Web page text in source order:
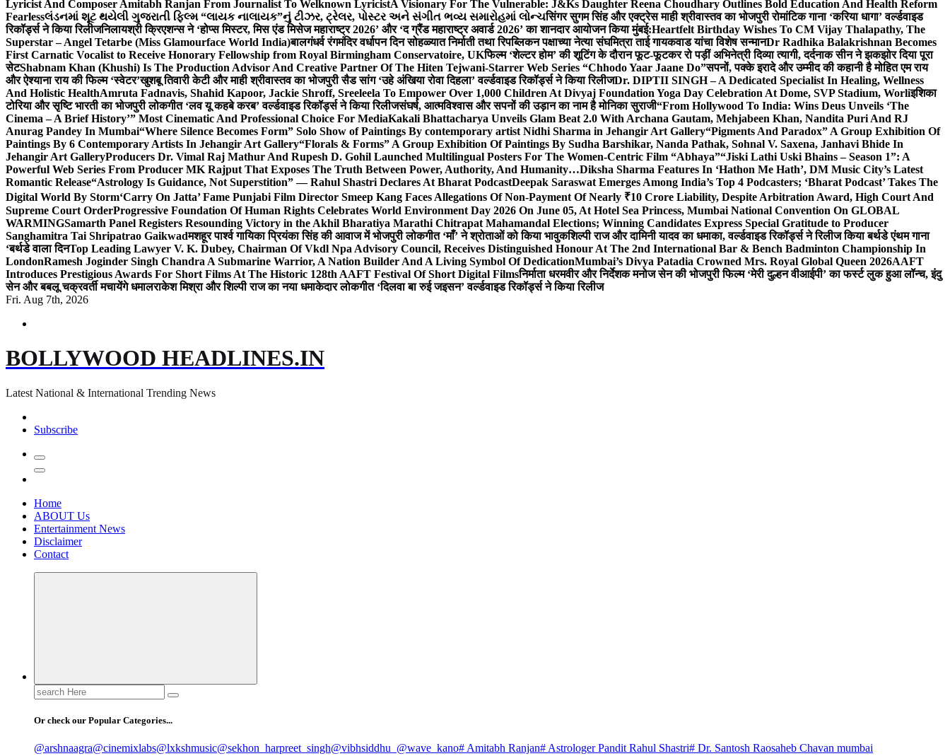
Lyricist And Composer Amitabh Ranjan From Journalist To Welknown LyricistA Visionary For The Vulnerable: J&Ks Daughter Reena Choudhary Outlines Bold Education And Health Reform
Fearlessલંડનમાં શૂટ થયેલી ગુજરાતી ફિલ્મ “લાયક નાલાયક”નું ટીઝર, ટ્રેલર, પોસ્ટર અને સંગીત ભવ્ય સમારોહમાં લોન્ચसिंगर सुगम सिंह और एक्ट्रेस माही श्रीवास्तव का भोजपुरी रोमांटिक गाना ‘करिया धागा’ वर्ल्डवाइड
रिकॉर्ड्स ने किया रिलीजनिलायश्री क्रिएशन्स ने ‘होप्स मिस्टर, मिस एंड मिसेज महाराष्ट्र 2026’ और ‘द ग्रैंड महाराष्ट्र अवार्ड 2026’ का शानदार आयोजन किया मुंबई:Heartfelt Birthday Wishes To CM Vijay Thalapathy, The
Superstar – Angel Tetarbe (Miss Glamourface World India)बालगंधर्व रंगमंदिर वर्धापन दिन सोहळ्यात निर्माती तथा रिपब्लिकन पक्षाच्या नेत्या संघमित्रा ताई गायकवाड यांचा विशेष सन्मानDr Radhika Balakrishnan Becomes
First Carnatic Vocalist to Receive Honorary Fellowship from Royal Birmingham Conservatoire, UKफिल्म ‘शेल्टर होम’ की शूटिंग के दौरान फूट-फूटकर रो पड़ीं अभिनेत्री दिव्या त्यागी, दर्दनाक सीन ने झकझोर दिया पूरा
सेटShabnam Khan (Khushi) Is The Production Advisor And Creative Partner Of The Hiten Tejwani-Starrer Web Series “Chhodo Yaar Jaane Do”सपनों, पक्के इरादे और उम्मीद की कहानी है मोहित एम राय
और ऐश्याना राय की फिल्म ‘स्वेटर’खुशबू तिवारी केटी और माही श्रीवास्तव का भोजपुरी सैड सांग ‘उहे अंखिया रोवा दिहला’ वर्ल्डवाइड रिकॉर्ड्स ने किया रिलीजDr. DIPTII SINGH – A Dedicated Specialist In Healing, Wellness
And Holistic HealthAmruta Fadnavis, Shahid Kapoor, Jackie Shroff, Sreeleela To Empower Over 1,000 Children At Divyaj Foundation Yoga Day Celebration At Dome, SVP Stadium, Worliइशिका
टोरिया और सृष्टि भारती का भोजपुरी लोकगीत ‘लव यू कहबे करब’ वर्ल्डवाइड रिकॉर्ड्स ने किया रिलीजसंघर्ष, आत्मविश्वास और सपनों की उड़ान का नाम है मोनिका सुराजी“From Hollywood To India: Wins Deus Unveils ‘The
Cinema – A Brief History’” Most Cinematic And Professional Choice For MediaKakali Bhattacharya Unveils Glam Beat 2.0 With Archana Gautam, Mehjabeen Khan, Nandita Puri And RJ
Anurag Pandey In Mumbai“Where Silence Becomes Form” Solo Show of Paintings By contemporary artist Nidhi Sharma in Jehangir Art Gallery“Pigments And Paradox” A Group Exhibition Of
Paintings By 6 Contemporary Artists In Jehangir Art Gallery“Florals & Forms” A Group Exhibition Of Paintings By Sudha Barshikar, Nanda Pathak, Sohnal V. Saxena, Janhavi Bhide In
Jehangir Art GalleryProducers Dr. Vimal Raj Mathur And Rupesh D. Gohil Launched Multilingual Posters For The Women-Centric Film “Abhaya”“Jiski Lathi Uski Bhains – Season 1”: A
Powerful Web Series From Producer MK Rajput That Exposes The Truth Between Power, Authority, And Humanity…Diksha Sharma Features In ‘Hathon Me Hath’, DM Music City’s Latest
Romantic Release“Astrology Is Guidance, Not Superstition” — Rahul Shastri Declares At Bharat PodcastDeepak Saraswat Emerges Among India’s Top 4 Podcasters; ‘Bharat Podcast’ Takes The
Digital World By Storm‘Carry On Jatta’ Fame Punjabi Film Director Smeep Kang Faces Allegations Of Non-Payment Of Nearly ₹10 Crore Liability, Despite Arbitration Award, High Court And
Supreme Court OrderProgressive Foundation Of Human Rights Celebrates World Environment Day 2026 On June 05, At Hotel Sea Princess, Mumbai National Convention On GLOBAL
WARMINGSamarth Panel Registers Resounding Victory in the Akhil Bharatiya Marathi Chitrapat Mahamandal Elections; Winning Candidates Express Special Gratitude to Producer
Sanghamitra Tai Shripatrao Gaikwadमशहूर पार्श्व गायिका प्रियंका सिंह की आवाज में भोजपुरी लोकगीत ‘माँ’ ने श्रोताओं को किया भावुकशिल्पी राज और दामिनी यादव का धमाका, वर्ल्डवाइड रिकॉर्ड्स ने रिलीज किया बर्थडे एंथम गाना
‘बर्थडे वाला दिनTop Leading Lawyer V. K. Dubey, Chairman Of Vkdl Npa Advisory Council, Receives Distinguished Honour At The 2nd International Bar & Bench Badminton Championship In
LondonRamesh Joginder Singh Chandra A Submarine Warrior, A Nation Builder And A Living Symbol Of DedicationMumbai’s Divya Patadia Crowned Mrs. Royal Global Queen 2026AAFT
Introduces Prestigious Awards For Short Films At The Historic 128th AAFT Festival Of Short Digital Filmsनिर्माता धरमवीर और निर्देशक मनोज सेन की भोजपुरी फिल्म ‘मेरी दुल्हन वीआईपी’ का फर्स्ट लुक हुआ लॉन्च, इंदु
सेन और बबलू चक्रवर्ती मचायेंगे धमालराकेश मिश्रा और शिल्पी राज का नया धमाकेदार लोकगीत ‘दिलवा बा रुई जइसन’ वर्ल्डवाइड रिकॉर्ड्स ने किया रिलीज
Fri. Aug 7th, 2026
BOLLYWOOD HEADLINES.IN
Latest National & International Trending News
Subscribe
Home
ABOUT Us
Entertainment News
Disclaimer
Contact
Search
for:
Or check our Popular Categories...
@arshnaagra@cinemixlabs@lxkshmusic@sekhon_harpreet_singh@vibhsiddhu_ @wave_kano# Amitabh Ranjan# Astrologer Pandit Rahul Shastri# Dr. Santosh Raosaheb Chavan mumbai